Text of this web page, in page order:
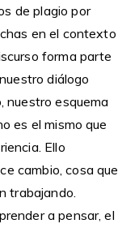
de plagio por
en el contexto
forma parte
diálogo
nuestro esquema
es el mismo que
Ello
cambio, cosa que
trabajando.
a pensar, el